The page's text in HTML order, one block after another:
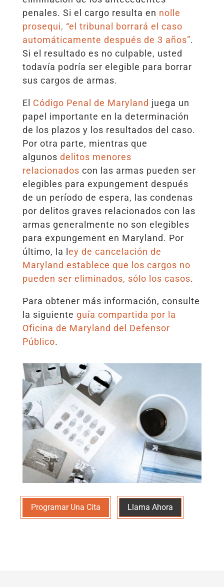
penales. Si el cargo resulta en nolle
prosequi, “el tribunal borrará el caso
automáticamente después de 3 años”.
Si el resultado es no culpable, usted
todavía podría ser elegible para borrar
sus cargos de armas.
El Código Penal de Maryland juega un
papel importante en la determinación
de los plazos y los resultados del caso.
Por otra parte, mientras que
algunos delitos menores
relacionados con las armas pueden ser
elegibles para expungement después
de un período de espera, las condenas
por delitos graves relacionados con las
armas generalmente no son elegibles
para expungement en Maryland. Por
último, la ley de cancelación de
Maryland establece que los cargos no
pueden ser eliminados, sólo los casos.
Para obtener más información, consulte
la siguiente guía compartida por la
Oficina de Maryland del Defensor
Público.
Programar Una Cita Llama Ahora